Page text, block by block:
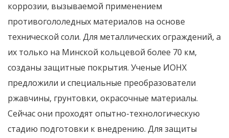
коррозии, вызываемой применением
противогололедных материалов на основе
технической соли. Для металлических ограждений, а
их только на Минской кольцевой более 70 км,
созданы защитные покрытия. Ученые ИОНХ
предложили и специальные преобразователи
ржавчины, грунтовки, окрасочные материалы.
Сейчас они проходят опытно-технологическую
стадию подготовки к внедрению. Для защиты